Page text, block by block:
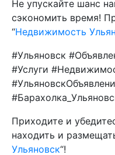
Не упускайте шанс
сэкономить время!
“Недвижимость
#Ульяновск
#Услуги
Приходите и
находить и
Ульяновск“!